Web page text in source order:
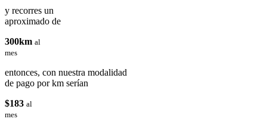
y recorres un
aproximado de
300km al
mes
entonces, con nuestra modalidad
de pago por km serían
$183 al
mes